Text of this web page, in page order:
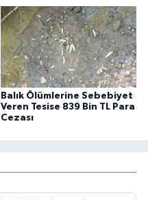
Balık Ölümlerine Sebebiyet
Veren Tesise 839 Bin TL Para
Cezası